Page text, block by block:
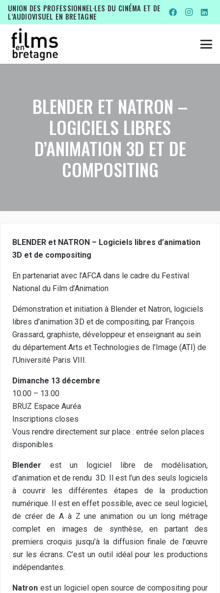
UNION DES PROFESSIONNEL·LES DU CINÉMA ET DE
L’AUDIOVISUEL EN BRETAGNE
BLENDER ET NATRON –
LOGICIELS LIBRES
D’ANIMATION 3D ET DE
COMPOSITING
BLENDER et NATRON – Logiciels libres d’animation
3D et de compositing
En partenariat avec l’AFCA dans le cadre du Festival
National du Film d’Animation
Démonstration et initiation à Blender et Natron, logiciels
libres d’animation 3D et de compositing, par François
Grassard, graphiste, développeur et enseignant au sein
du département Arts et Technologies de l’Image (ATI) de
l’Université Paris VIII.
Dimanche 13 décembre
10.00 – 13.00
BRUZ Espace Auréa
Inscriptions closes
Vous rendre directement sur place : entrée selon places
disponibles
Blender est un logiciel libre de modélisation,
d’animation et de rendu 3D. Il est l’un des seuls logiciels
à couvrir les différentes étapes de la production
numérique. Il est en effet possible, avec ce seul logiciel,
de créer de A à Z une animation ou un long métrage
complet en images de synthèse, en partant des
premiers croquis jusqu’à la diffusion finale de l’œuvre
sur les écrans. C’est un outil idéal pour les productions
indépendantes.
Natron est un logiciel open source de compositing pour